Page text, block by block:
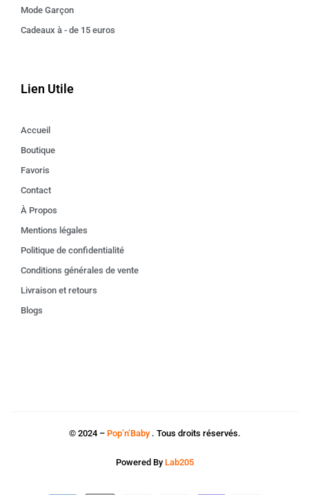
Mode Garçon
Cadeaux à - de 15 euros
Lien Utile
Accueil
Boutique
Favoris
Contact
À Propos
Mentions légales
Politique de confidentialité
Conditions générales de vente
Livraison et retours
Blogs
© 2024 – Pop’n’Baby. Tous droits réservés.
Powered By Lab205